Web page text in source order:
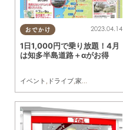
おでかけ 2023.04.14
1日1,000円で乗り放題！4月
は知多半島道路＋αがお得
イベント , ドライブ,家族